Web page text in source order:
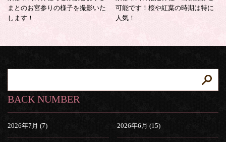
まとのお宮参りの様子を撮影いた
します！
可能です！桜や紅葉の時期は特に
人気！
BACK NUMBER
2026年7月 (7) 2026年6月 (15)